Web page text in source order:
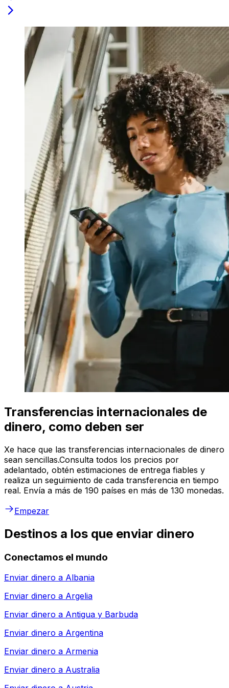
Transferencias internacionales de
dinero, como deben ser
Xe hace que las transferencias internacionales de dinero
sean sencillas.Consulta todos los precios por
adelantado, obtén estimaciones de entrega fiables y
realiza un seguimiento de cada transferencia en tiempo
real. Envía a más de 190 países en más de 130 monedas.
Empezar
Destinos a los que enviar dinero
Conectamos el mundo
Enviar dinero a Albania
Enviar dinero a Argelia
Enviar dinero a Antigua y Barbuda
Enviar dinero a Argentina
Enviar dinero a Armenia
Enviar dinero a Australia